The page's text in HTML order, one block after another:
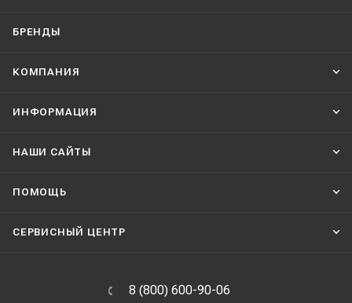
БРЕНДЫ
КОМПАНИЯ
ИНФОРМАЦИЯ
НАШИ CАЙТЫ
ПОМОЩЬ
СЕРВИСНЫЙ ЦЕНТР
8 (800) 600-90-06